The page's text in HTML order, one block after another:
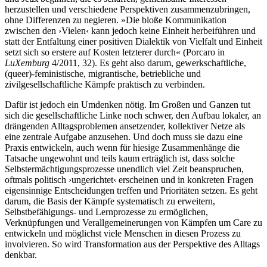
herzustellen und verschiedene Perspektiven zusammenzubringen,
ohne Differenzen zu negieren. »Die bloße Kommunikation
zwischen den ›Vielen‹ kann jedoch keine Einheit herbeiführen und
statt der Entfaltung einer positiven Dialektik von Vielfalt und Einheit
setzt sich so erstere auf Kosten letzterer durch« (Porcaro in
LuXemburg 4/2011, 32). Es geht also darum, gewerkschaftliche,
(queer)-feministische, migrantische, betriebliche und
zivilgesellschaftliche Kämpfe praktisch zu verbinden.
Dafür ist jedoch ein Umdenken nötig. Im Großen und Ganzen tut
sich die gesellschaftliche Linke noch schwer, den Aufbau lokaler, an
drängenden Alltagsproblemen ansetzender, kollektiver Netze als
eine zentrale Aufgabe anzusehen. Und doch muss sie dazu eine
Praxis entwickeln, auch wenn für hiesige Zusammenhänge die
Tatsache ungewohnt und teils kaum erträglich ist, dass solche
Selbstermächtigungsprozesse unendlich viel Zeit beanspruchen,
oftmals politisch ›ungerichtet‹ erscheinen und in konkreten Fragen
eigensinnige Entscheidungen treffen und Prioritäten setzen. Es geht
darum, die Basis der Kämpfe systematisch zu erweitern,
Selbstbefähigungs- und Lernprozesse zu ermöglichen,
Verknüpfungen und Verallgemeinerungen von Kämpfen um Care zu
entwickeln und möglichst viele Menschen in diesen Prozess zu
involvieren. So wird Transformation aus der Perspektive des Alltags
denkbar.